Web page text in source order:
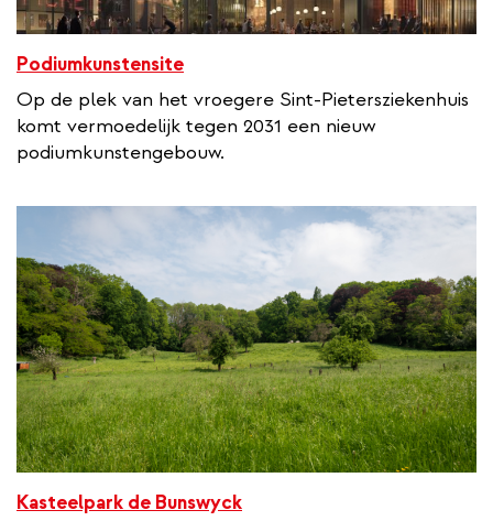
Podiumkunstensite
Op de plek van het vroegere Sint-Pietersziekenhuis
komt vermoedelijk tegen 2031 een nieuw
podiumkunstengebouw.
Kasteelpark de Bunswyck